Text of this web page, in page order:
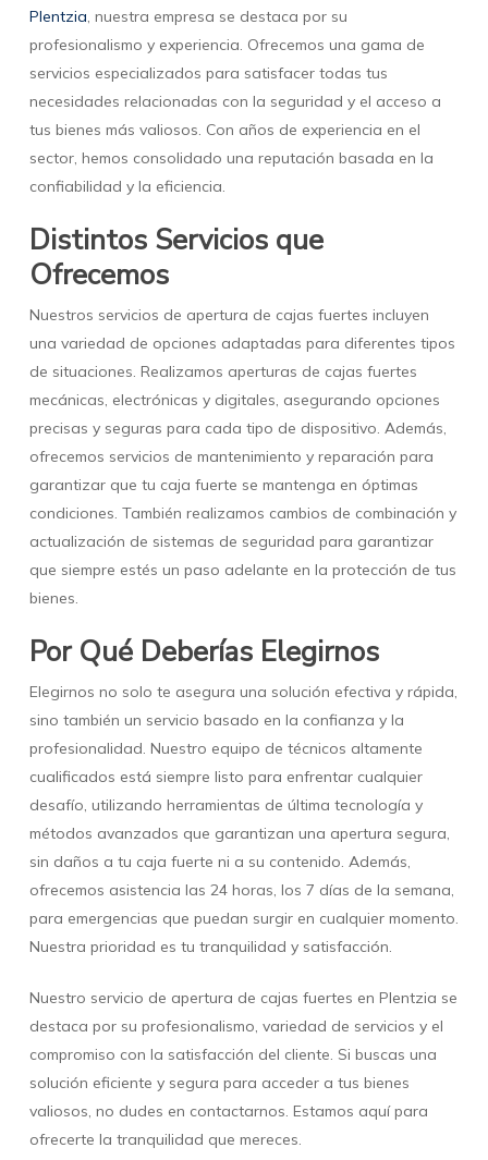
Plentzia, nuestra empresa se destaca por su
profesionalismo y experiencia. Ofrecemos una gama de
servicios especializados para satisfacer todas tus
necesidades relacionadas con la seguridad y el acceso a
tus bienes más valiosos. Con años de experiencia en el
sector, hemos consolidado una reputación basada en la
confiabilidad y la eficiencia.
Distintos Servicios que
Ofrecemos
Nuestros servicios de apertura de cajas fuertes incluyen
una variedad de opciones adaptadas para diferentes tipos
de situaciones. Realizamos aperturas de cajas fuertes
mecánicas, electrónicas y digitales, asegurando opciones
precisas y seguras para cada tipo de dispositivo. Además,
ofrecemos servicios de mantenimiento y reparación para
garantizar que tu caja fuerte se mantenga en óptimas
condiciones. También realizamos cambios de combinación y
actualización de sistemas de seguridad para garantizar
que siempre estés un paso adelante en la protección de tus
bienes.
Por Qué Deberías Elegirnos
Elegirnos no solo te asegura una solución efectiva y rápida,
sino también un servicio basado en la confianza y la
profesionalidad. Nuestro equipo de técnicos altamente
cualificados está siempre listo para enfrentar cualquier
desafío, utilizando herramientas de última tecnología y
métodos avanzados que garantizan una apertura segura,
sin daños a tu caja fuerte ni a su contenido. Además,
ofrecemos asistencia las 24 horas, los 7 días de la semana,
para emergencias que puedan surgir en cualquier momento.
Nuestra prioridad es tu tranquilidad y satisfacción.
Nuestro servicio de apertura de cajas fuertes en Plentzia se
destaca por su profesionalismo, variedad de servicios y el
compromiso con la satisfacción del cliente. Si buscas una
solución eficiente y segura para acceder a tus bienes
valiosos, no dudes en contactarnos. Estamos aquí para
ofrecerte la tranquilidad que mereces.